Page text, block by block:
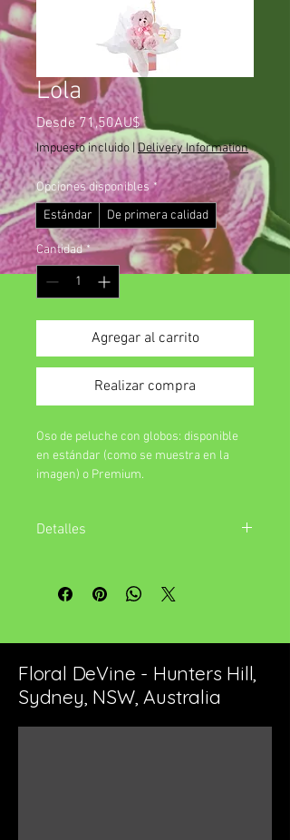
Lola
Desde71,50AU$Precio
de
oferta
Impuesto incluido |Delivery Information
Opciones disponibles *
Estándar
De primera calidad
Cantidad *
Agregar al carrito
Realizar compra
Oso de peluche con globos: disponible
en estándar (como se muestra en la
imagen) o Premium.
Detalles
elemento "estándar". Si selecciona la
opción 'Premium', su arreglo aumentará
contenedor.
Floral DeVine - Hunters Hill,
Sydney, NSW, Australia